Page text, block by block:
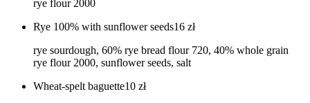
rye flour 2000
Rye 100% with sunflower seeds16 zł
rye sourdough, 60% rye bread flour 720, 40% whole grain
rye flour 2000, sunflower seeds, salt
Wheat-spelt baguette10 zł